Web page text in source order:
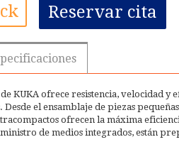
Reservar cita
de KUKA ofrece resistencia, velocidad y
el ensamblaje de piezas
ofrecen la máxima
de medios integrados, están